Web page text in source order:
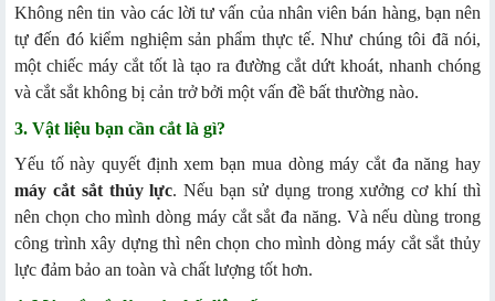
Không nên tin vào các lời tư vấn của nhân viên bán hàng, bạn nên
tự đến đó kiểm nghiệm sản phẩm thực tế. Như chúng tôi đã nói,
một chiếc máy cắt tốt là tạo ra đường cắt dứt khoát, nhanh chóng
và cắt sắt không bị cản trở bởi một vấn đề bất thường nào.
3. Vật liệu bạn cần cắt là gì?
Yếu tố này quyết định xem bạn mua dòng máy cắt đa năng hay
máy cắt sắt thủy lực. Nếu bạn sử dụng trong xưởng cơ khí thì
nên chọn cho mình dòng máy cắt sắt đa năng. Và nếu dùng trong
công trình xây dựng thì nên chọn cho mình dòng máy cắt sắt thủy
lực đảm bảo an toàn và chất lượng tốt hơn.